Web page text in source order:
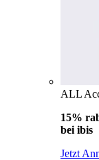
ALL
15%
bei ibis
Jetzt